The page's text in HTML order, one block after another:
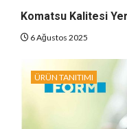
Komatsu Kalitesi Yer
6 Ağustos 2025
ÜRÜN TANITIMI